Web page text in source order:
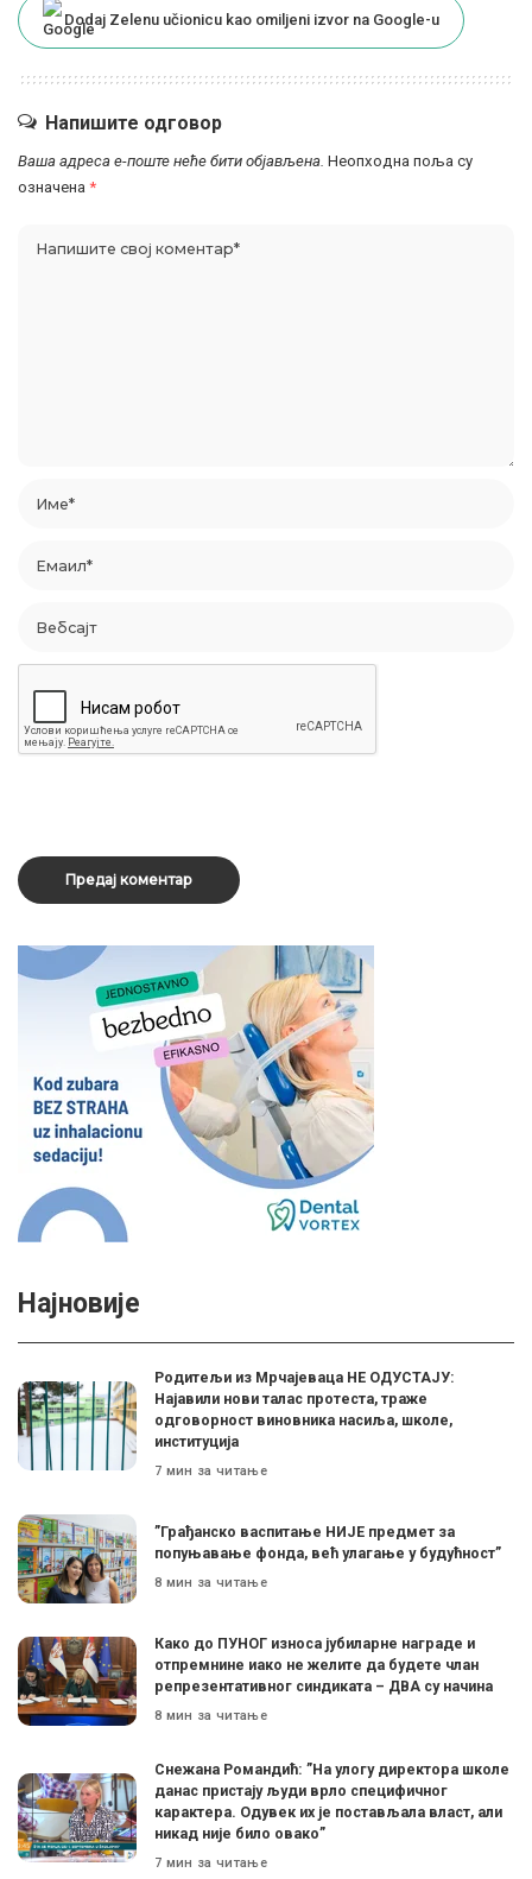
Dodaj Zelenu učionicu kao omiljeni izvor na Google-u
Напишите одговор
Ваша адреса е-поште неће бити објављена. Неопходна поља су
означена *
Најновије
Родитељи из Мрчајеваца НЕ ОДУСТАЈУ:
Најавили нови талас протеста, траже
одговорност виновника насиља, школе,
институција
7 мин за читање
”Грађанско васпитање НИЈЕ предмет за
попуњавање фонда, већ улагање у будућност”
8 мин за читање
Како до ПУНОГ износа јубиларне награде и
отпремнине иако не желите да будете члан
репрезентативног синдиката – ДВА су начина
8 мин за читање
Снежана Романдић: ”На улогу директора школе
данас пристају људи врло специфичног
карактера. Одувек их је постављала власт, али
никад није било овако”
7 мин за читање